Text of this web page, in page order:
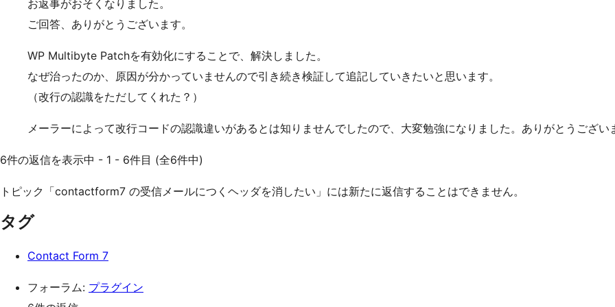
お返事がおそくなりました。
ご回答、ありがとうございます。
WP Multibyte Patchを有効化にすることで、解決しました。
なぜ治ったのか、原因が分かっていませんので引き続き検証して追記していきたいと思います。
（改行の認識をただしてくれた？）
メーラーによって改行コードの認識違いがあるとは知りませんでしたので、大変勉強になりました。ありがとうござい
6件の返信を表示中 - 1 - 6件目 (全6件中)
トピック「contactform7 の受信メールにつくヘッダを消したい」には新たに返信することはできません。
タグ
Contact Form 7
フォーラム: プラグイン